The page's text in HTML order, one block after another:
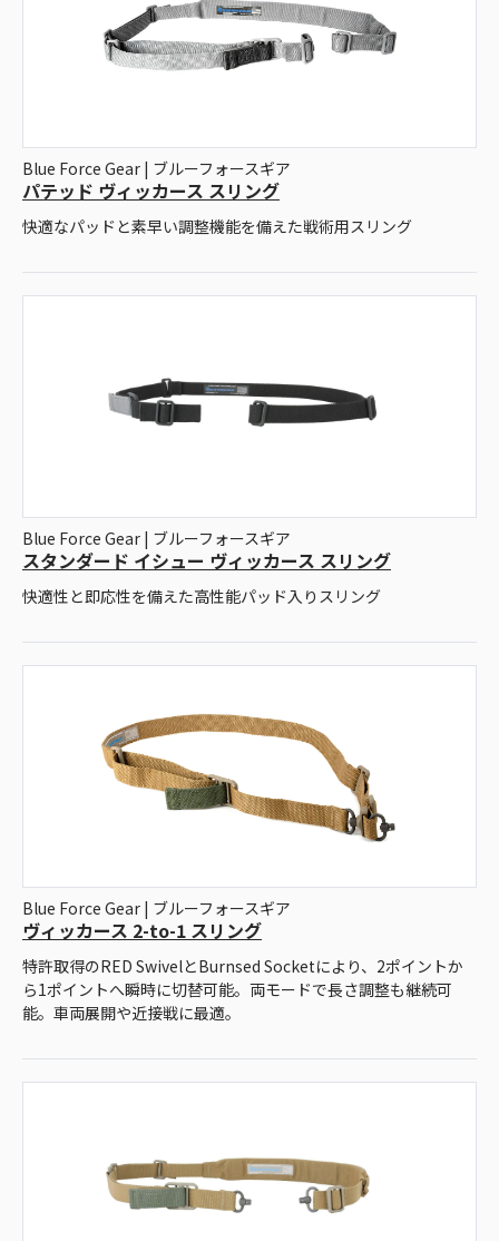
Blue Force Gear | ブルーフォースギア
パテッド ヴィッカース スリング
快適なパッドと素早い調整機能を備えた戦術用スリング
Blue Force Gear | ブルーフォースギア
スタンダード イシュー ヴィッカース スリング
快適性と即応性を備えた高性能パッド入りスリング
Blue Force Gear | ブルーフォースギア
ヴィッカース 2-to-1 スリング
特許取得のRED SwivelとBurnsed Socketにより、2ポイントか
ら1ポイントへ瞬時に切替可能。両モードで長さ調整も継続可
能。車両展開や近接戦に最適。